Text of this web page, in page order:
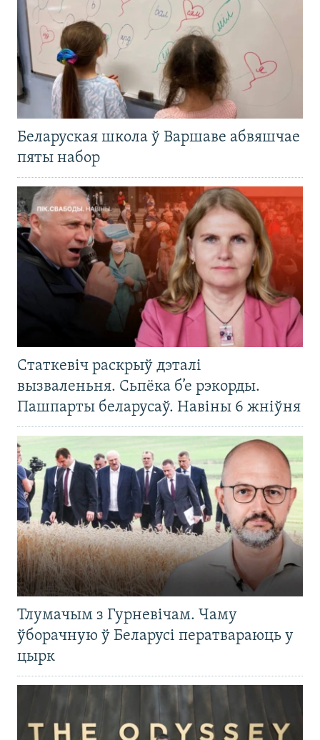
Беларуская школа ў Варшаве абвяшчае
пяты набор
Статкевіч раскрыў дэталі
вызваленьня. Сьпёка б’е рэкорды.
Пашпарты беларусаў. Навіны 6 жніўня
Тлумачым з Гурневічам. Чаму
ўборачную ў Беларусі ператвараюць у
цырк